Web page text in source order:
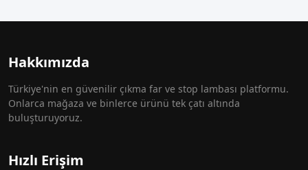
Hakkımızda
Türkiye'nin en güvenilir çıkma far ve stop lambası platformu.
Onlarca mağaza ve binlerce ürünü tek çatı altında
buluşturuyoruz.
Hızlı Erişim